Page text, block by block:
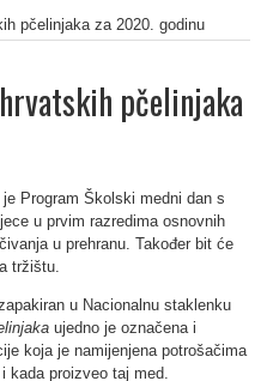
pčelinjaka za 2020. godinu
pčelinjaka
Program Školski medni dan s
u prvim razredima osnovnih
u prehranu. Također bit će
tržištu.
u Nacionalnu staklenku
ujedno je označena i
koja je namijenjena potrošačima
kada proizveo taj med.